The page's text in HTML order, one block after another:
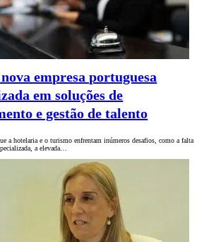
empresa portuguesa
em soluções de
e gestão de talento
a hotelaria e o turismo enfrentam inúmeros desafios, como a falta
a elevada…